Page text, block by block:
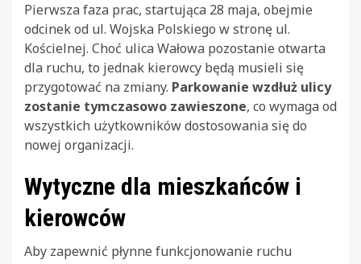
Pierwsza faza prac, startująca 28 maja, obejmie
odcinek od ul. Wojska Polskiego w stronę ul.
Kościelnej. Choć ulica Wałowa pozostanie otwarta
dla ruchu, to jednak kierowcy będą musieli się
przygotować na zmiany. Parkowanie wzdłuż ulicy
zostanie tymczasowo zawieszone, co wymaga od
wszystkich użytkowników dostosowania się do
nowej organizacji.
Wytyczne dla mieszkańców i
kierowców
Aby zapewnić płynne funkcjonowanie ruchu